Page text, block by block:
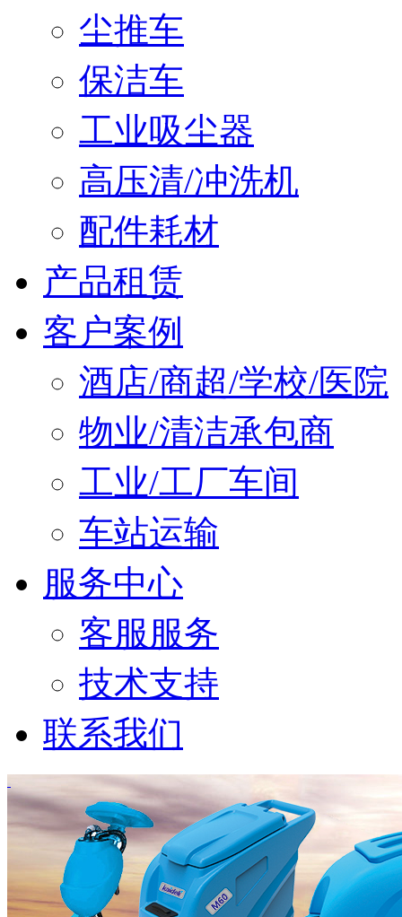
尘推车
保洁车
工业吸尘器
高压清/冲洗机
配件耗材
产品租赁
客户案例
酒店/商超/学校/医院
物业/清洁承包商
工业/工厂车间
车站运输
服务中心
客服服务
技术支持
联系我们